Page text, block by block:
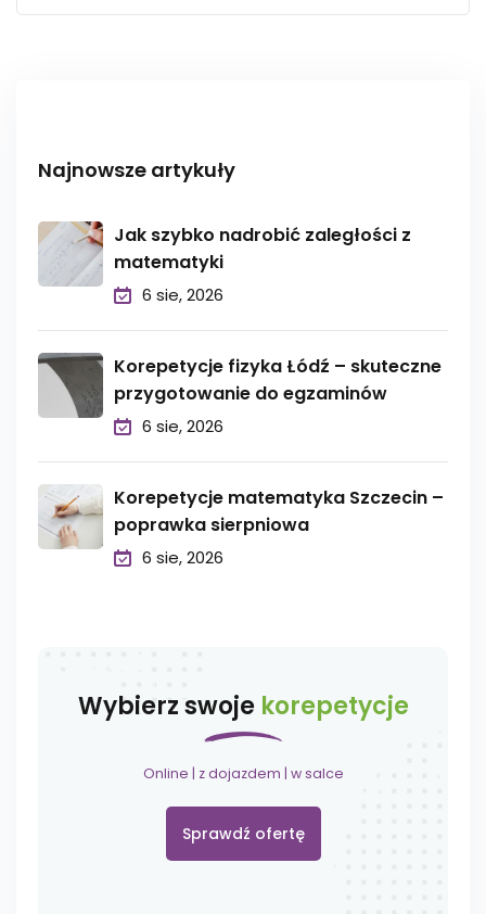
Najnowsze artykuły
Jak szybko nadrobić zaległości z
matematyki
6 sie, 2026
Korepetycje fizyka Łódź – skuteczne
przygotowanie do egzaminów
6 sie, 2026
Korepetycje matematyka Szczecin –
poprawka sierpniowa
6 sie, 2026
Wybierz swoje korepetycje
Online | z dojazdem | w salce
Sprawdź ofertę